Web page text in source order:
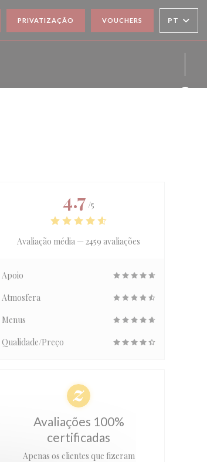
PRIVATIZAÇÃO VOUCHERS PT
4.7 /5
Avaliação média — 2459 avaliações
Apoio
Atmosfera
Menus
Qualidade/Preço
Avaliações 100%
certificadas
Apenas os clientes que fizeram